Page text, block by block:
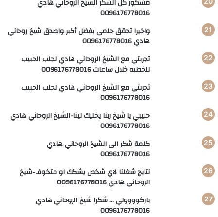
مشكور كل الشكر الشيخ الروحاني هادي
0096176778016
واخيرا تحقق حلمى بفضل أكبر واصدق شيخ روحاني
هادي 0096176778016
تجربتي مع الشيخ الروحاني هادي لجلب الحبيب
للخطبه خلال ساعات 0096176778016
تجربتي مع الشيخ الروحاني هادي لجلب الحبيب
0096176778016
حبيبي يا شيخ ربنا يخليك لينا-الشيخ الروحاني هادي
0096176778016
كلمة شكر الى الشيخ الروحاني هادي
0096176778016
نتايج شغلنا لاي شخص يشكك او متخوف-شيخ
الروحاني هادي 0096176778016
باركوووولي … شكرا شيخ الروحاني هادي
0096176778016